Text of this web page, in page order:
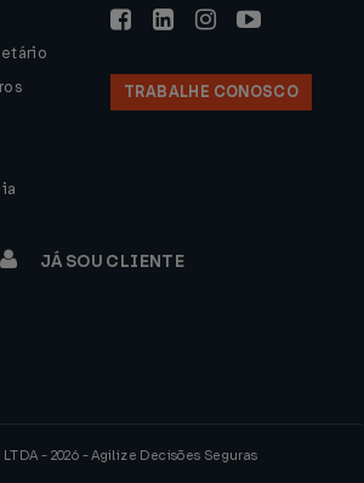
TRABALHE CONOSCO
JÁ SOU CLIENTE
LTDA - 2026 - Agilize Decisões Seguras